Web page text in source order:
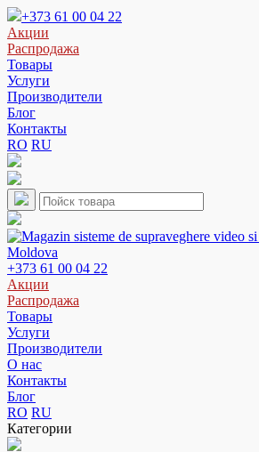
+373 61 00 04 22
Акции
Распродажа
Товары
Услуги
Производители
Блог
Контакты
RO RU
+373 61 00 04 22
Акции
Распродажа
Товары
Услуги
Производители
О нас
Контакты
Блог
RO RU
Категории